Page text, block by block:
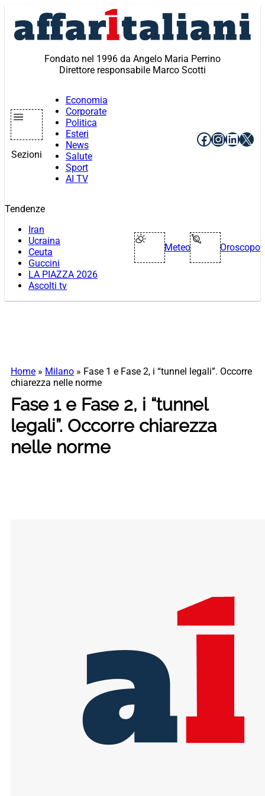
contenuto
Fondato nel 1996 da Angelo Maria Perrino
Direttore responsabile Marco Scotti
Sezioni
Economia
Corporate
Politica
Esteri
News
Salute
Sport
AI TV
Facebook
X
Tendenze
Iran
Ucraina
Ceuta
Guccini
LA PIAZZA 2026
Ascolti tv
Meteo Oroscopo
Home » Milano » Fase 1 e Fase 2, i “tunnel legali”. Occorre
chiarezza nelle norme
Fase 1 e Fase 2, i “tunnel
legali”. Occorre chiarezza
nelle norme